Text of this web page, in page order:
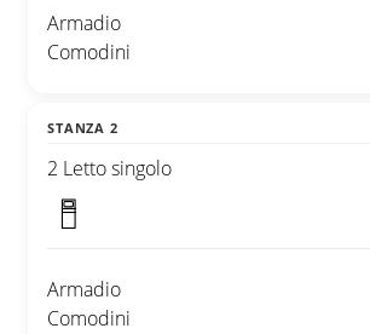
Armadio
Comodini
STANZA 2
2 Letto singolo
Armadio
Comodini